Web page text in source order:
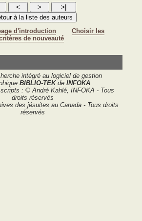
d'introduction
Choisir les
de nouveauté
intégré au logiciel de gestion
BIBLIO-TEKde INFOKA
: © André Kahlé, INFOKA - Tous
droits réservés
des jésuites au Canada - Tous droits
réservés